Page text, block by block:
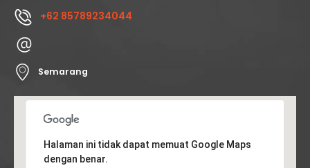
+62 85789234044
Semarang
Halaman ini tidak dapat memuat Google Maps
dengan benar.